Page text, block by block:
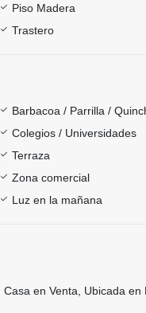
Piso Madera
Trastero
Barbacoa / Parrilla /
Colegios / Universidades
Terraza
Zona comercial
Luz en la mañana
Casa en Venta, Ubicada